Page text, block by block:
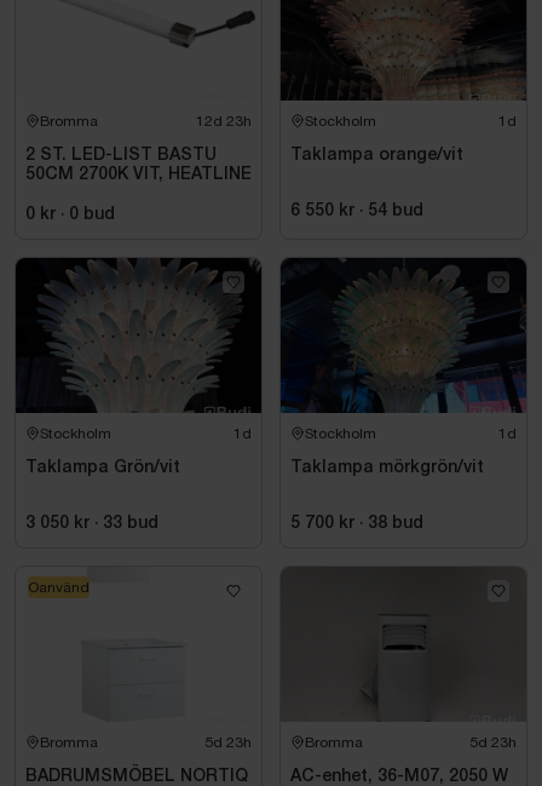
Bromma 12d 23h
2 ST. LED-LIST BASTU
50CM 2700K VIT, HEATLINE
0 kr · 0 bud
Stockholm 1d
Taklampa orange/vit
6 550 kr · 54 bud
Stockholm 1d
Taklampa Grön/vit
3 050 kr · 33 bud
Stockholm 1d
Taklampa mörkgrön/vit
5 700 kr · 38 bud
Bromma 5d 23h
BADRUMSMÖBEL NORTIQ
Oanvänd
Bromma 5d 23h
AC-enhet, 36-M07, 2050 W